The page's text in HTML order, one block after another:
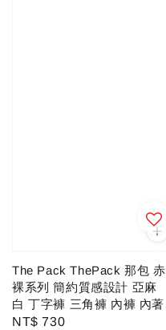
The Pack ThePack 那包 赤
裸系列 簡約質感設計 亞麻
白 丁字褲 三角褲 內褲 內著
Regular
NT$ 730